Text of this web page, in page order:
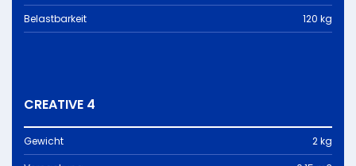
Belastbarkeit
120 kg
CREATIVE 4
Gewicht
2 kg